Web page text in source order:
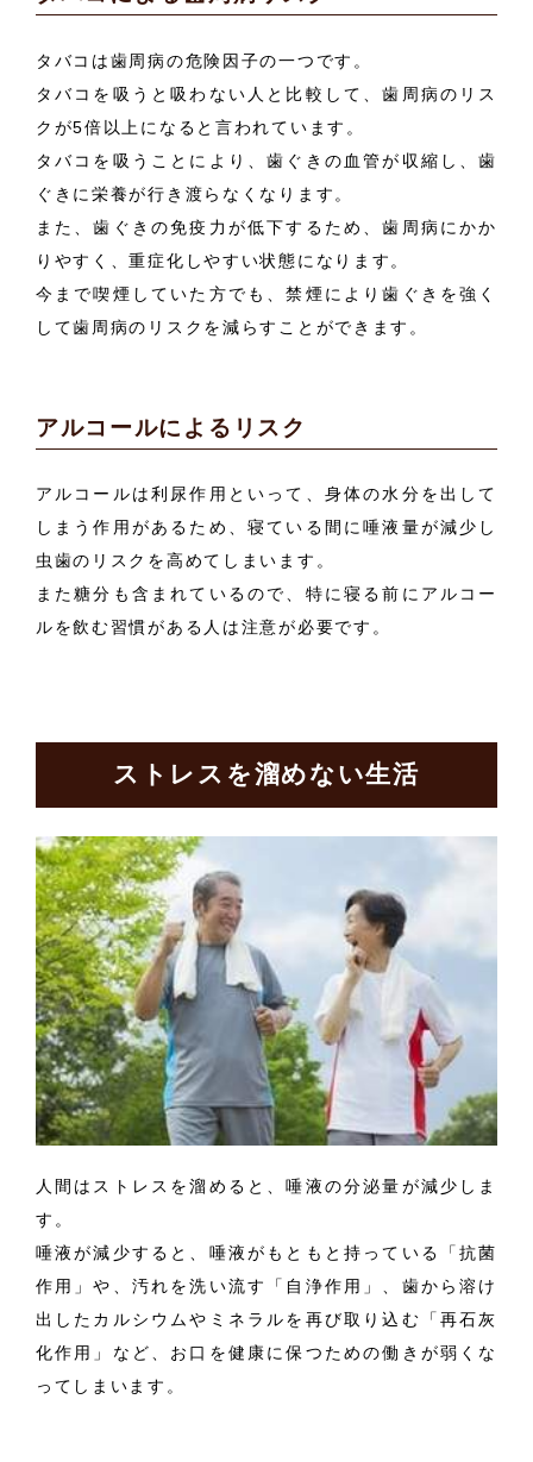
タバコは歯周病の危険因子の一つです。
タバコを吸うと吸わない人と比較して、歯周病のリス
クが5倍以上になると言われています。
タバコを吸うことにより、歯ぐきの血管が収縮し、歯
ぐきに栄養が行き渡らなくなります。
また、歯ぐきの免疫力が低下するため、歯周病にかか
りやすく、重症化しやすい状態になります。
今まで喫煙していた方でも、禁煙により歯ぐきを強く
して歯周病のリスクを減らすことができます。
アルコールによるリスク
アルコールは利尿作用といって、身体の水分を出して
しまう作用があるため、寝ている間に唾液量が減少し
虫歯のリスクを高めてしまいます。
また糖分も含まれているので、特に寝る前にアルコー
ルを飲む習慣がある人は注意が必要です。
ストレスを溜めない生活
人間はストレスを溜めると、唾液の分泌量が減少しま
す。
唾液が減少すると、唾液がもともと持っている「抗菌
作用」や、汚れを洗い流す「自浄作用」、歯から溶け
出したカルシウムやミネラルを再び取り込む「再石灰
化作用」など、お口を健康に保つための働きが弱くな
ってしまいます。